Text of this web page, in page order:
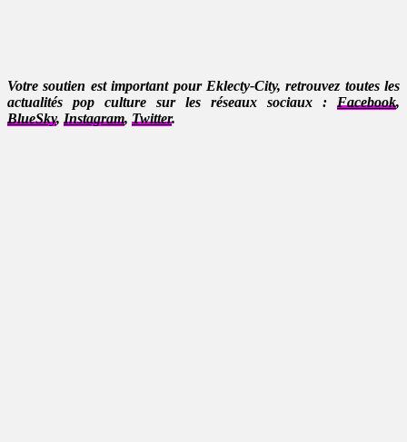
Votre soutien est important pour Eklecty-City, retrouvez toutes les
actualités pop culture sur les réseaux sociaux : Facebook,
BlueSky, Instagram, Twitter.